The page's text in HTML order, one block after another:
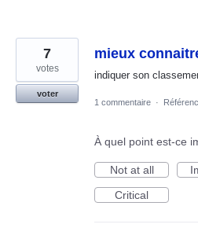
mieux
indiquer son
7
votes
voter
1 commentaire ·
À quel point est-ce
Not at all
Critical